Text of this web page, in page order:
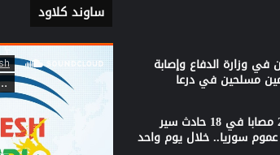
في وزارة الدفاع وإصابة
مسلحين في درعا
3 وفيات و21 مصابا في 18 حادث سير
سوريا.. خلال يوم واحد
ساوند كلاود